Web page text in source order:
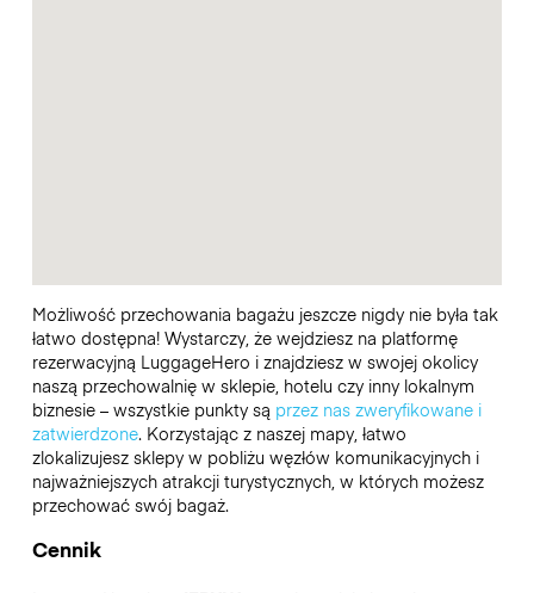
Możliwość przechowania bagażu jeszcze nigdy nie była tak
łatwo dostępna! Wystarczy, że wejdziesz na platformę
rezerwacyjną LuggageHero i znajdziesz w swojej okolicy
naszą przechowalnię w sklepie, hotelu czy inny lokalnym
biznesie – wszystkie punkty są przez nas zweryfikowane i
zatwierdzone. Korzystając z naszej mapy, łatwo
zlokalizujesz sklepy w pobliżu węzłów komunikacyjnych i
najważniejszych atrakcji turystycznych, w których możesz
przechować swój bagaż.
Cennik